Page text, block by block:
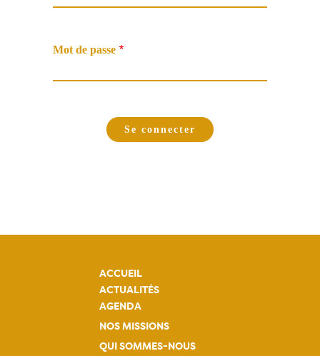
Mot de passe
ACCUEIL
ACTUALITÉS
AGENDA
NOS MISSIONS
QUI SOMMES-NOUS